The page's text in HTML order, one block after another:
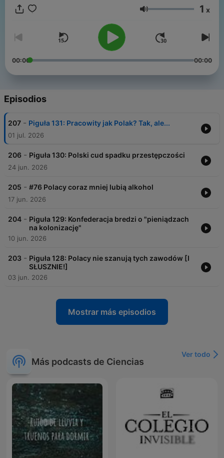
Volumen 1 x
00:00 00:00
Episodios
207 - Piguła 131: Pracowity jak Polak? Tak, ale...
01 jul. 2026
206 - Piguła 130: Polski cud spadku przestępczości
24 jun. 2026
205 - #76 Polacy coraz mniej lubią alkohol
17 jun. 2026
204 - Piguła 129: Konfederacja bredzi o "pieniądzach
na kolonizację"
10 jun. 2026
203 - Piguła 128: Polacy nie szanują tych zawodów [I
SŁUSZNIE!]
03 jun. 2026
Mostrar más episodios
Más podcasts de Ciencias
Ver todo